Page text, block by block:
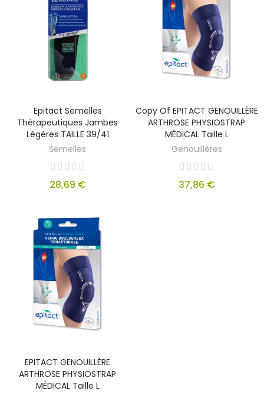
Epitact Semelles
Thérapeutiques Jambes
Légères TAILLE 39/41
Semelles
28,69 €
Copy Of EPITACT GENOUILLÈRE
ARTHROSE PHYSIOSTRAP
MÉDICAL Taille L
Genouillères
37,86 €
EPITACT GENOUILLÈRE
ARTHROSE PHYSIOSTRAP
MÉDICAL Taille L